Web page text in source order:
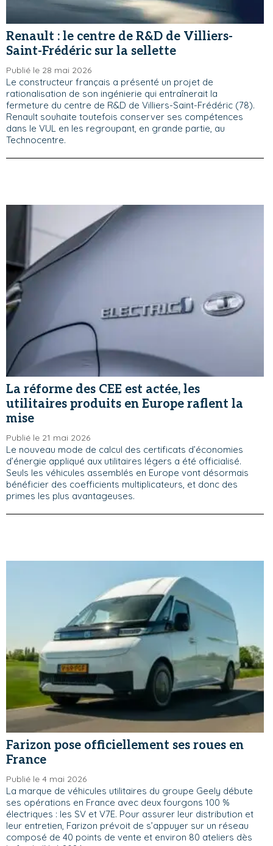
Renault : le centre de R&D de Villiers-
Saint-Frédéric sur la sellette
Publié le 28 mai 2026
Le constructeur français a présenté un projet de
rationalisation de son ingénierie qui entraînerait la
fermeture du centre de R&D de Villiers-Saint-Frédéric (78).
Renault souhaite toutefois conserver ses compétences
dans le VUL en les regroupant, en grande partie, au
Technocentre.
La réforme des CEE est actée, les
utilitaires produits en Europe raflent la
mise
Publié le 21 mai 2026
Le nouveau mode de calcul des certificats d’économies
d’énergie appliqué aux utilitaires légers a été officialisé.
Seuls les véhicules assemblés en Europe vont désormais
bénéficier des coefficients multiplicateurs, et donc des
primes les plus avantageuses.
Farizon pose officiellement ses roues en
France
Publié le 4 mai 2026
La marque de véhicules utilitaires du groupe Geely débute
ses opérations en France avec deux fourgons 100 %
électriques : les SV et V7E. Pour assurer leur distribution et
leur entretien, Farizon prévoit de s’appuyer sur un réseau
composé de 40 points de vente et environ 80 ateliers dès